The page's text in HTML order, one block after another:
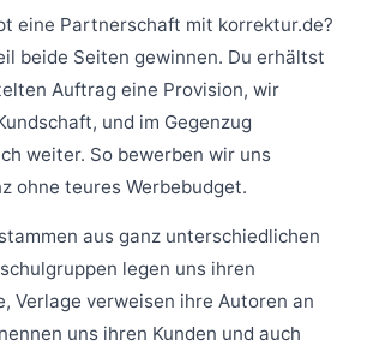
eine Partnerschaft mit korrektur.de?
beide Seiten gewinnen. Du erhältst
Auftrag eine Provision, wir
und im Gegenzug
weiter. So bewerben wir uns
ohne teures Werbebudget.
aus ganz unterschiedlichen
legen uns ihren
Verlage verweisen ihre Autoren an
uns ihren Kunden und auch